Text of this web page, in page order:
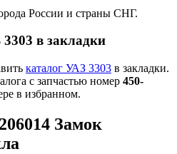
России и страны СНГ.
в закладки
каталог УАЗ 3303 в закладки.
с запчастью номер 450-
в избранном.
Замок